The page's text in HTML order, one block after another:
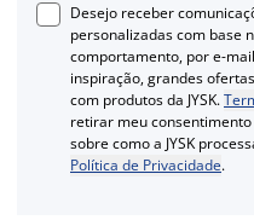
Desejo receber
personalizadas com base
comportamento, por e-
inspiração, grandes
com produtos da JYSK.
retirar meu consentimento
sobre como a JYSK
Política de Privacidade.